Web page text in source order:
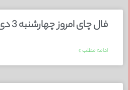
فال چای امروز چهارشنبه 3 دی 1404
ادامه مطلب »